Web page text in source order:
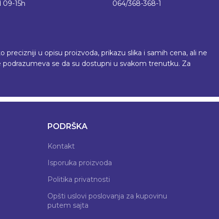
15h
064/368-368-1
u opisu proizvoda, prikazu slika i samih cena, ali ne
se da su dostupni u svakom trenutku. Za
PODRŠKA
Kontakt
Isporuka proizvoda
Politika privatnosti
Opšti uslovi poslovanja za kupovinu
putem sajta